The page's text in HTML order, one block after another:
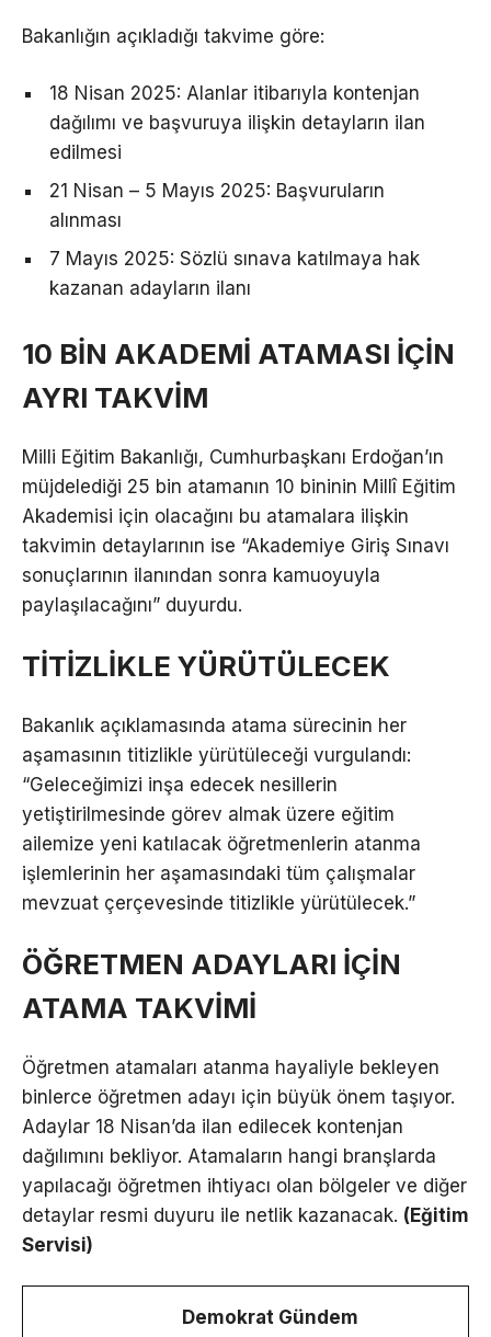
Bakanlığın açıkladığı takvime göre:
18 Nisan 2025: Alanlar itibarıyla kontenjan
dağılımı ve başvuruya ilişkin detayların ilan
edilmesi
21 Nisan – 5 Mayıs 2025: Başvuruların
alınması
7 Mayıs 2025: Sözlü sınava katılmaya hak
kazanan adayların ilanı
10 BİN AKADEMİ ATAMASI İÇİN
AYRI TAKVİM
Milli Eğitim Bakanlığı, Cumhurbaşkanı Erdoğan’ın
müjdelediği 25 bin atamanın 10 bininin Millî Eğitim
Akademisi için olacağını bu atamalara ilişkin
takvimin detaylarının ise “Akademiye Giriş Sınavı
sonuçlarının ilanından sonra kamuoyuyla
paylaşılacağını” duyurdu.
TİTİZLİKLE YÜRÜTÜLECEK
Bakanlık açıklamasında atama sürecinin her
aşamasının titizlikle yürütüleceği vurgulandı:
“Geleceğimizi inşa edecek nesillerin
yetiştirilmesinde görev almak üzere eğitim
ailemize yeni katılacak öğretmenlerin atanma
işlemlerinin her aşamasındaki tüm çalışmalar
mevzuat çerçevesinde titizlikle yürütülecek.”
ÖĞRETMEN ADAYLARI İÇİN
ATAMA TAKVİMİ
Öğretmen atamaları atanma hayaliyle bekleyen
binlerce öğretmen adayı için büyük önem taşıyor.
Adaylar 18 Nisan’da ilan edilecek kontenjan
dağılımını bekliyor. Atamaların hangi branşlarda
yapılacağı öğretmen ihtiyacı olan bölgeler ve diğer
detaylar resmi duyuru ile netlik kazanacak. (Eğitim
Servisi)
Demokrat Gündem